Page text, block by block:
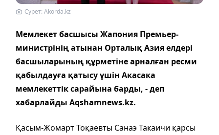
Сурет: Akorda.kz
Мемлекет басшысы Жапония Премьер-
министрінің атынан Орталық Азия елдері
басшыларының құрметіне арналған ресми
қабылдауға қатысу үшін Акасака
мемлекеттік сарайына барды, - деп
хабарлайды Aqshamnews.kz.
Қасым-Жомарт Тоқаевты Санаэ Такаичи қарсы